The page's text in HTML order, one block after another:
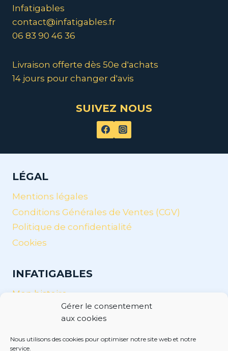
Gérer le consentement
aux cookies
Nous utilisons des cookies pour optimiser notre site web et notre
service.
Infatigables
contact@infatigables.fr
06 83 90 46 36
Livraison offerte dès 50e d'achats
14 jours pour changer d'avis
SUIVEZ NOUS
LÉGAL
Mentions légales
Conditions Générales de Ventes (CGV)
Politique de confidentialité
Cookies
INFATIGABLES
Mon histoire
Nos valeurs et nos objectifs